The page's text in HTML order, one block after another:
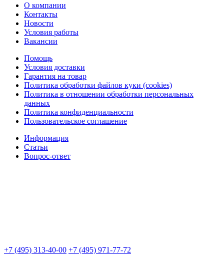
О компании
Контакты
Новости
Условия работы
Вакансии
Помощь
Условия доставки
Гарантия на товар
Политика обработки файлов куки (cookies)
Политика в отношении обработки персональных
данных
Политика конфиденциальности
Пользовательское соглашение
Информация
Статьи
Вопрос-ответ
+7 (495) 313-40-00 +7 (495) 971-77-72